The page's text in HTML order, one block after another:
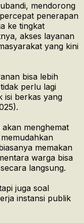
mendorong
penerapan
ke tingkat
akses layanan
yang kini
bisa lebih
perlu lagi
isi berkas yang
menghemat
memakan
warga bisa
langsung.
juga soal
instansi publik